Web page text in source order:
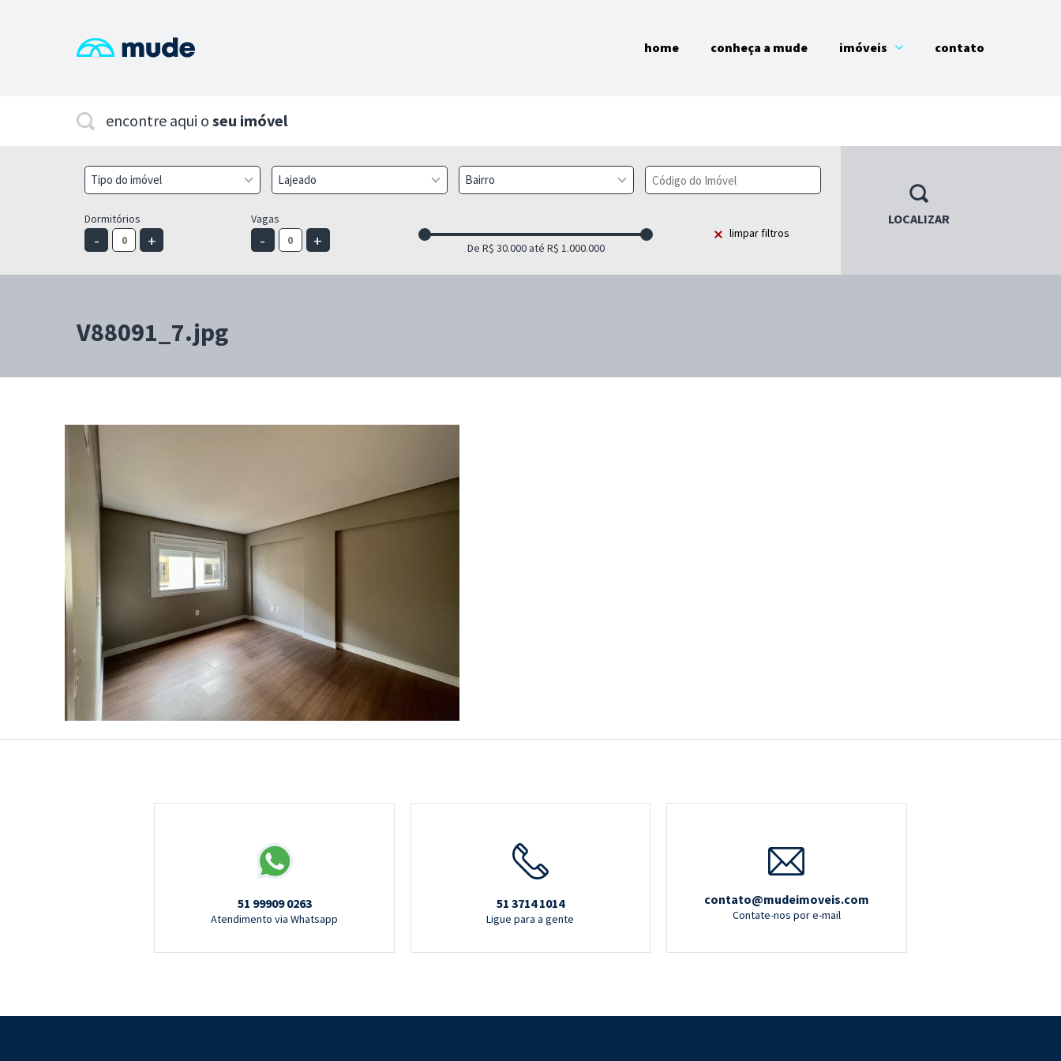
home conheça a mude imóveis contato
encontre aqui o seu imóvel
Tipo do imóvel Lajeado Bairro
Dormitórios
- +
Vagas
- + limpar filtros
LOCALIZAR
V88091_7.jpg
51 99909 0263
Atendimento via Whatsapp
51 3714 1014
Ligue para a gente
contato@mudeimoveis.com
Contate-nos por e-mail